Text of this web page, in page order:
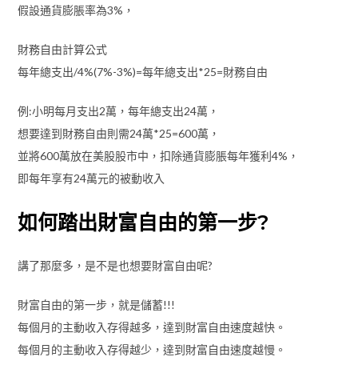
假設通貨膨脹率為3%，
財務自由計算公式
每年總支出/4%(7%-3%)=每年總支出*25=財務自由
例:小明每月支出2萬，每年總支出24萬，
想要達到財務自由則需24萬*25=600萬，
並將600萬放在美股股市中，扣除通貨膨脹每年獲利4%，
即每年享有24萬元的被動收入
如何踏出財富自由的第一步?
講了那麼多，是不是也想要財富自由呢?
財富自由的第一步，就是儲蓄!!!
每個月的主動收入存得越多，達到財富自由速度越快。
每個月的主動收入存得越少，達到財富自由速度越慢。